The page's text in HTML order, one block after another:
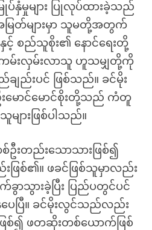
ြုပ်နှံမှုများ ပြုလုပ်ထားခဲ့သည်
မြတ်များမှာ သူမတို့အတွက်
င့် စည်သူစိုး၏ နောင်ရေးတို့
ကမ်းလှမ်းလာသူ ဟူသမျှတို့ကို
ျည်းပင် ဖြစ်သည်။ ခင်မိုး
မောင်မောင်စိုးတို့သည် ကံတူ
ျားဖြစ်ပါသည်။
ဦးတည်းသောသားဖြစ်၍
ြစ်၏။ ဖခင်ဖြစ်သူမှာလည်း
ာသွားခဲ့ပြီး ပြည်ပတွင်ပင်
ေပြီ။ ခင်မိုးလွင်သည်လည်း
စ်၍ ဖတဆိုးတစ်ယောက်ဖြစ်